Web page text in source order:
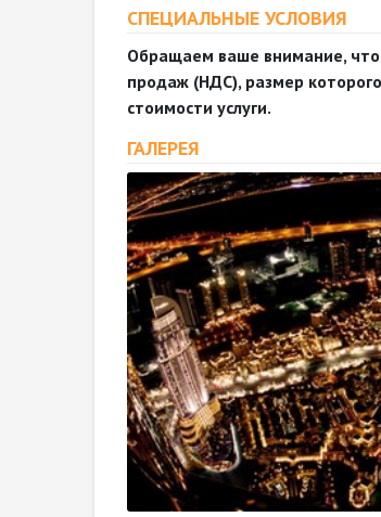
СПЕЦИАЛЬНЫЕ УСЛОВИЯ
Обращаем ваше внимание, что
продаж (НДС), размер
стоимости услуги.
ГАЛЕРЕЯ